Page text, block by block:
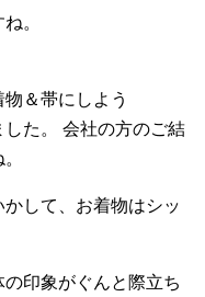
。
＆帯にしよう
た。 会社の方のご結
して、お着物はシッ
印象がぐんと際立ち